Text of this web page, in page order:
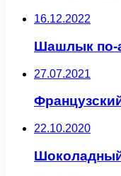
16.12.2022
Шашлык по-
27.07.2021
22.10.2020
Шоколадный